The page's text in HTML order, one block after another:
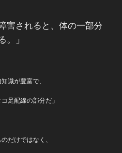
害されると、体の一部分
。」
識が豊富で、
足配線の部分だ」
だけではなく、